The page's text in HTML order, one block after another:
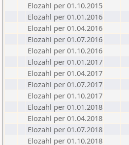
Elozahl per 01.10.2015
Elozahl per 01.01.2016
Elozahl per 01.04.2016
Elozahl per 01.07.2016
Elozahl per 01.10.2016
Elozahl per 01.01.2017
Elozahl per 01.04.2017
Elozahl per 01.07.2017
Elozahl per 01.10.2017
Elozahl per 01.01.2018
Elozahl per 01.04.2018
Elozahl per 01.07.2018
Elozahl per 01.10.2018